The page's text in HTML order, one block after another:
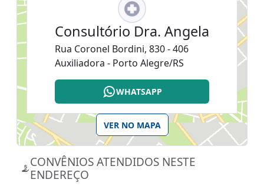
Consultório Dra. Angela
Rua Coronel Bordini, 830 - 406
Auxiliadora - Porto Alegre/RS
WHATSAPP
VER NO MAPA
CONVÊNIOS ATENDIDOS NESTE
ENDEREÇO